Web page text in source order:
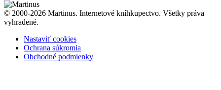
© 2000-2026 Martinus. Internetové kníhkupectvo. Všetky práva
vyhradené.
Nastaviť cookies
Ochrana súkromia
Obchodné podmienky